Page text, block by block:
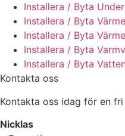
Installera / Byta
Installera / Byta
Installera / Byta
Installera / Byta
Installera / Byta
Kontakta oss
Kontakta oss idag för en
Nicklas